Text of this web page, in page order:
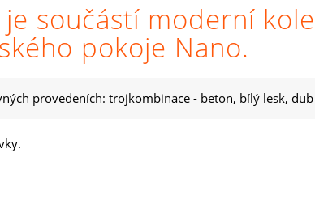
je součástí moderní
pokoje Nano.
provedeních: trojkombinace - beton, bílý lesk,